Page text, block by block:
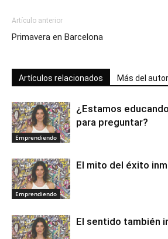
Artículo anterior
Primavera en Barcelona
Artículos relacionados Más del autor
Emprendiendo
¿Estamos
para preguntar?
Emprendiendo
El mito del éxito
El sentido también